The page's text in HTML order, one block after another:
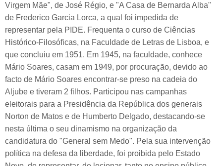
Virgem Mãe", de José Régio, e "A Casa de Bernarda Alba"
de Frederico Garcia Lorca, a qual foi impedida de
representar pela PIDE. Frequenta o curso de Ciências
Histórico-Filosóficas, na Faculdade de Letras de Lisboa, e
que concluiu em 1951. Em 1945, na faculdade, conhece
Mário Soares, casam em 1949, por procuração, devido ao
facto de Mário Soares encontrar-se preso na cadeia do
Aljube e tiveram 2 filhos. Participou nas campanhas
eleitorais para a Presidência da República dos generais
Norton de Matos e de Humberto Delgado, destacando-se
nesta última o seu dinamismo na organização da
candidatura do "General sem Medo". Pela sua intervenção
política na defesa da liberdade, foi proibida pelo Estado